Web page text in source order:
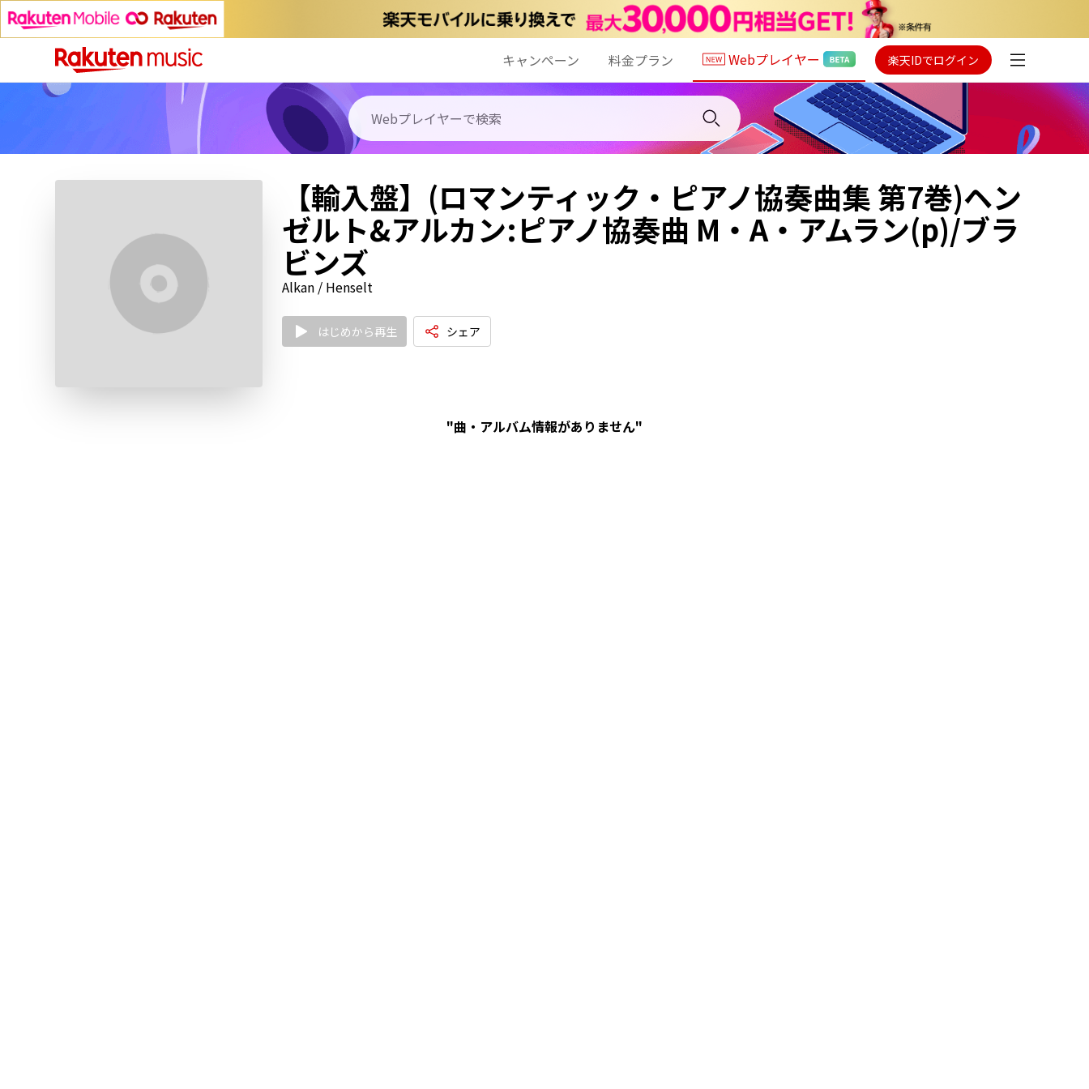
キャンペーン 料金プラン Webプレイヤー 楽天IDでログイン
【輸入盤】(ロマンティック・ピアノ協奏曲集 第7巻)ヘン
ゼルト&アルカン:ピアノ協奏曲 M・A・アムラン(p)/ブラ
ビンズ
Alkan / Henselt
はじめから再生 シェア
"曲・アルバム情報がありません"